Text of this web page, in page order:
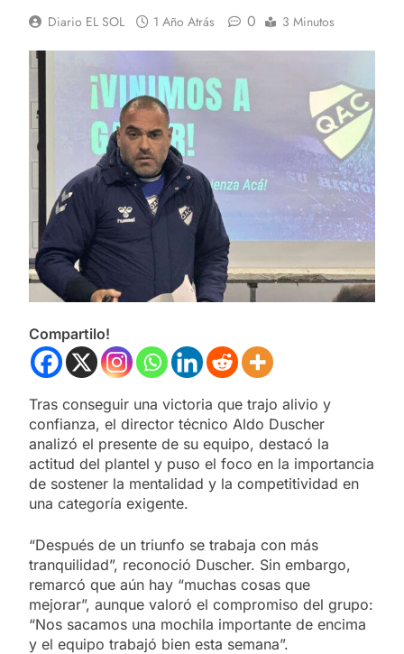
Diario EL SOL 1 Año Atrás 0 3 Minutos
Compartilo!
Tras conseguir una victoria que trajo alivio y
confianza, el director técnico Aldo Duscher
analizó el presente de su equipo, destacó la
actitud del plantel y puso el foco en la importancia
de sostener la mentalidad y la competitividad en
una categoría exigente.
“Después de un triunfo se trabaja con más
tranquilidad”, reconoció Duscher. Sin embargo,
remarcó que aún hay “muchas cosas que
mejorar”, aunque valoró el compromiso del grupo:
“Nos sacamos una mochila importante de encima
y el equipo trabajó bien esta semana”.